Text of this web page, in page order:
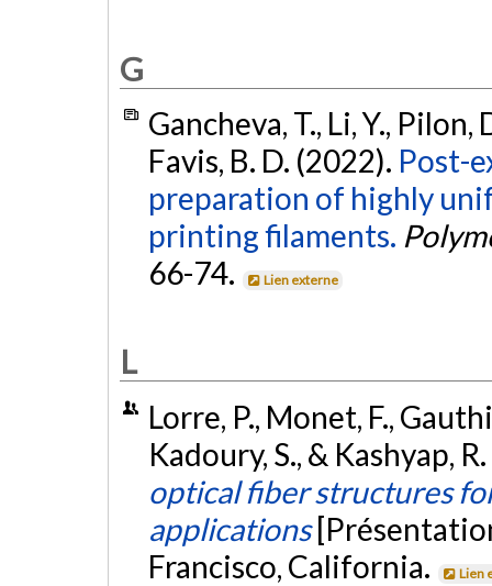
G
Gancheva, T., Li, Y.,
Favis, B. D. (2022). Post-
preparation of highly
printing filaments.
66-74.
Lien externe
L
Lorre, P., Monet, F.,
Kadoury, S., & Kashyap,
optical fiber structures
applications
Francisco, California.
Lien